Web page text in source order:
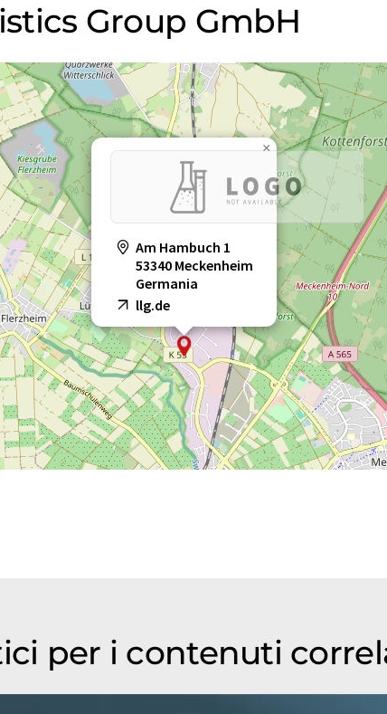
Group GmbH
Am Hambuch 1
53340 Meckenheim
Germania
llg.de
×
per i contenuti